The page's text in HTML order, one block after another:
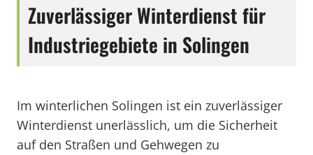
Zuverlässiger Winterdienst für
Industriegebiete in Solingen
Im winterlichen Solingen ist ein zuverlässiger
Winterdienst unerlässlich, um die Sicherheit
auf den Straßen und Gehwegen zu